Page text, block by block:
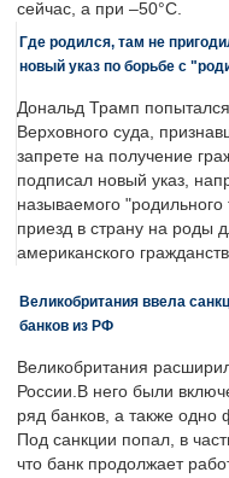
сейчас, а при –50°C.
Где родился, там не
новый указ по борьбе с
Дональд Трамп
Верховного суда,
запрете на получение
подписал новый указ,
называемого
приезд в страну на роды
американского
Великобритания ввела
банков из РФ
Великобритания
России.В него были
ряд банков, а также одно
Под санкции попал, в
что банк продолжает